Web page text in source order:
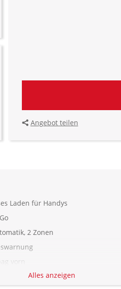
Angebot teilen
Laden für Handys
2 Zonen
vorn
vorn und hinten
Alles anzeigen